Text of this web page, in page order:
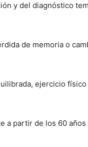
y del diagnóstico
de memoria o
ejercicio
a partir de los 60